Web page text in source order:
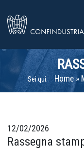
Sei qui: Home»
12/02/2026
Rassegna